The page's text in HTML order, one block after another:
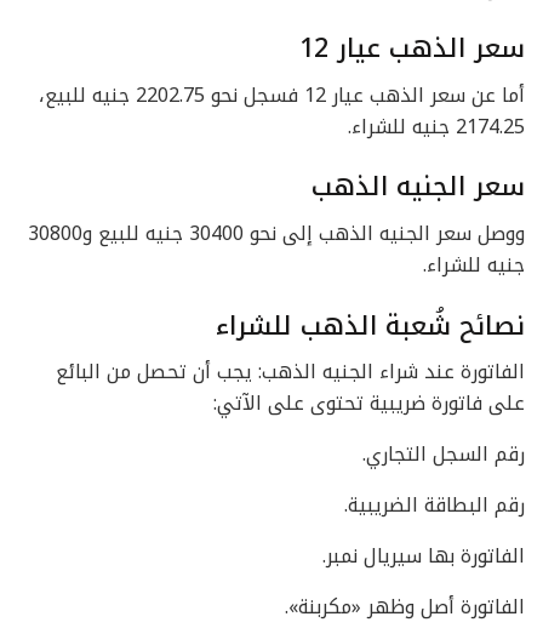
سعر الذهب عيار 12
أما عن سعر الذهب عيار 12 فسجل نحو 2202.75 جنيه للبيع،
2174.25 جنيه للشراء.
سعر الجنيه الذهب
ووصل سعر الجنيه الذهب إلى نحو 30400 جنيه للبيع و30800
جنيه للشراء.
نصائح شُعبة الذهب للشراء
الفاتورة عند شراء الجنيه الذهب: يجب أن تحصل من البائع
على فاتورة ضريبية تحتوى على الآتي:
رقم السجل التجاري.
رقم البطاقة الضريبية.
الفاتورة بها سيريال نمبر.
الفاتورة أصل وظهر «مكربنة».